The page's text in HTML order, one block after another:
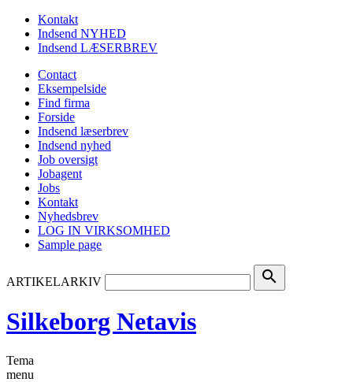
Kontakt
Indsend NYHED
Indsend LÆSERBREV
Contact
Eksempelside
Find firma
Forside
Indsend læserbrev
Indsend nyhed
Job oversigt
Jobagent
Jobs
Kontakt
Nyhedsbrev
LOG IN VIRKSOMHED
Sample page
ARTIKELARKIV search
Silkeborg Netavis
Tema
menu